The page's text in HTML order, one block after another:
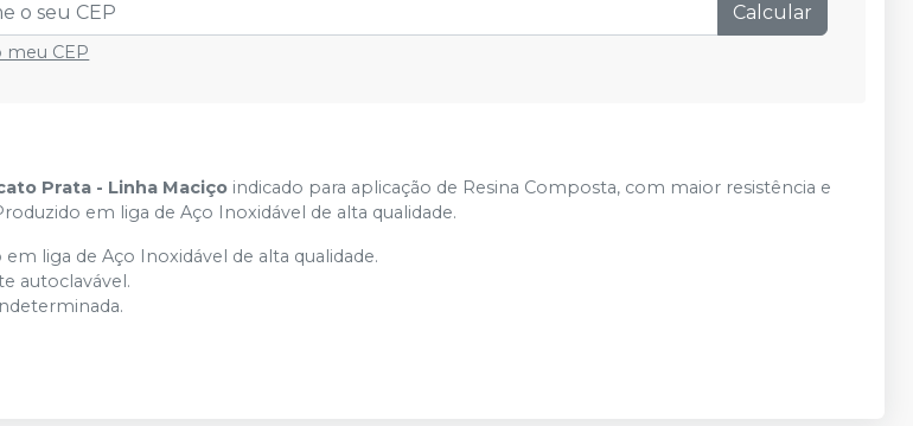
Calcular
meu CEP
Prata - Linha Maciço indicado para aplicação de Resina Composta, com maior resistência e
em liga de Aço Inoxidável de alta qualidade.
em liga de Aço Inoxidável de alta qualidade.
autoclavável.